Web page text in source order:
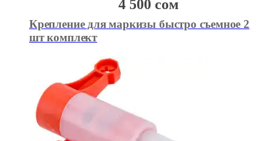
Крепление для маркизы быстро съемное 2
шт комплект
4 500 сом